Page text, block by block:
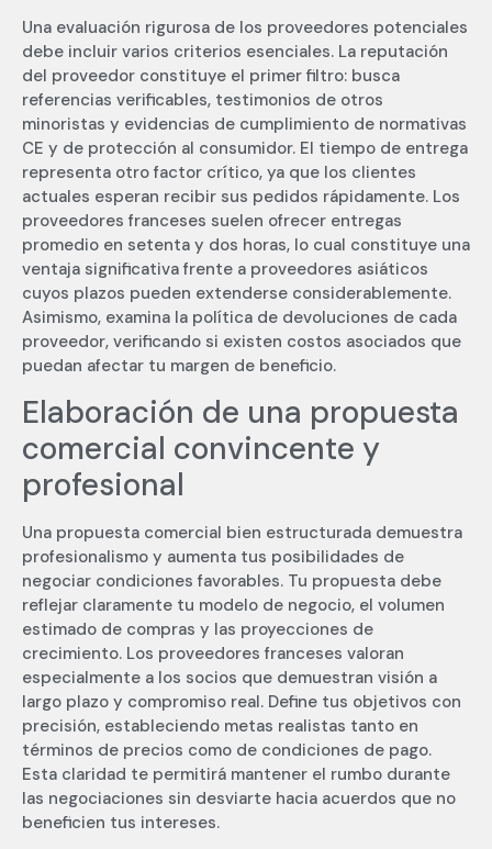
Una evaluación rigurosa de los proveedores potenciales
debe incluir varios criterios esenciales. La reputación
del proveedor constituye el primer filtro: busca
referencias verificables, testimonios de otros
minoristas y evidencias de cumplimiento de normativas
CE y de protección al consumidor. El tiempo de entrega
representa otro factor crítico, ya que los clientes
actuales esperan recibir sus pedidos rápidamente. Los
proveedores franceses suelen ofrecer entregas
promedio en setenta y dos horas, lo cual constituye una
ventaja significativa frente a proveedores asiáticos
cuyos plazos pueden extenderse considerablemente.
Asimismo, examina la política de devoluciones de cada
proveedor, verificando si existen costos asociados que
puedan afectar tu margen de beneficio.
Elaboración de una propuesta
comercial convincente y
profesional
Una propuesta comercial bien estructurada demuestra
profesionalismo y aumenta tus posibilidades de
negociar condiciones favorables. Tu propuesta debe
reflejar claramente tu modelo de negocio, el volumen
estimado de compras y las proyecciones de
crecimiento. Los proveedores franceses valoran
especialmente a los socios que demuestran visión a
largo plazo y compromiso real. Define tus objetivos con
precisión, estableciendo metas realistas tanto en
términos de precios como de condiciones de pago.
Esta claridad te permitirá mantener el rumbo durante
las negociaciones sin desviarte hacia acuerdos que no
beneficien tus intereses.